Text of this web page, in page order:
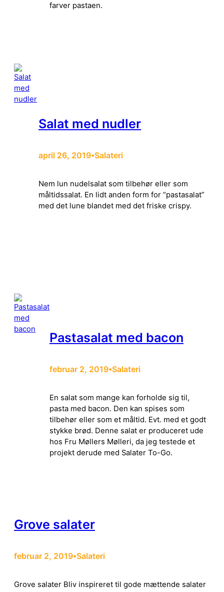
farver pastaen.
Salat med nudler
april 26, 2019•Salateri
Nem lun nudelsalat som tilbehør eller som
måltidssalat. En lidt anden form for “pastasalat”
med det lune blandet med det friske crispy.
Pastasalat med bacon
februar 2, 2019•Salateri
En salat som mange kan forholde sig til,
pasta med bacon. Den kan spises som
tilbehør eller som et måltid. Evt. med et godt
stykke brød. Denne salat er produceret ude
hos Fru Møllers Mølleri, da jeg testede et
projekt derude med Salater To-Go.
Grove salater
februar 2, 2019•Salateri
Grove salater Bliv inspireret til gode mættende salater